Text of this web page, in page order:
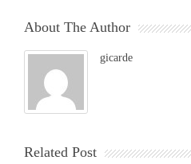
About The Author
gicarde
Related Post